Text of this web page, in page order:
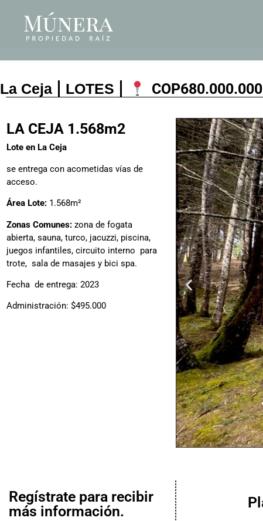
La Ceja LOTES COP680.000.000
LA CEJA 1.568m2
Lote en La Ceja
se entrega con acometidas vías de
acceso.
Área Lote: 1.568m²
Zonas Comunes: zona de fogata
abierta, sauna, turco, jacuzzi, piscina,
juegos infantiles, circuito interno para
trote, sala de masajes y bici spa.
Fecha de entrega: 2023
Administración: $495.000
Regístrate para recibir
más información.